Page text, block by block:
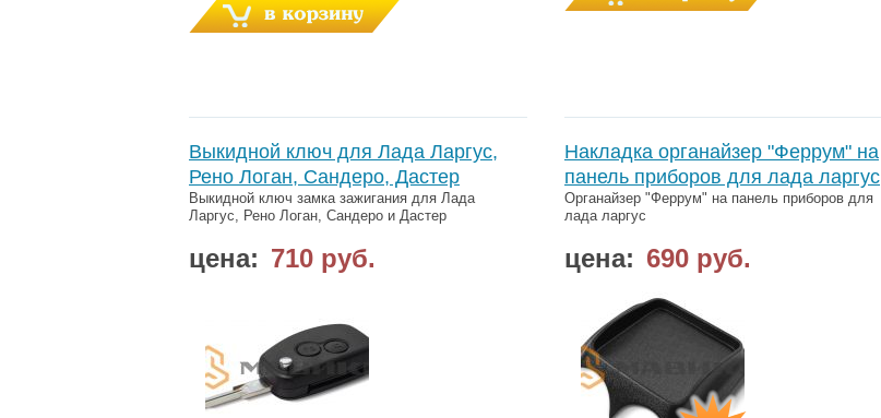
Выкидной ключ для Лада Ларгус,
Рено Логан, Сандеро, Дастер
Выкидной ключ замка зажигания для Лада
Ларгус, Рено Логан, Сандеро и Дастер
цена: 710 руб.
Накладка органайзер "Феррум" на
панель приборов для лада ларгус
Органайзер "Феррум" на панель приборов для
лада ларгус
цена: 690 руб.